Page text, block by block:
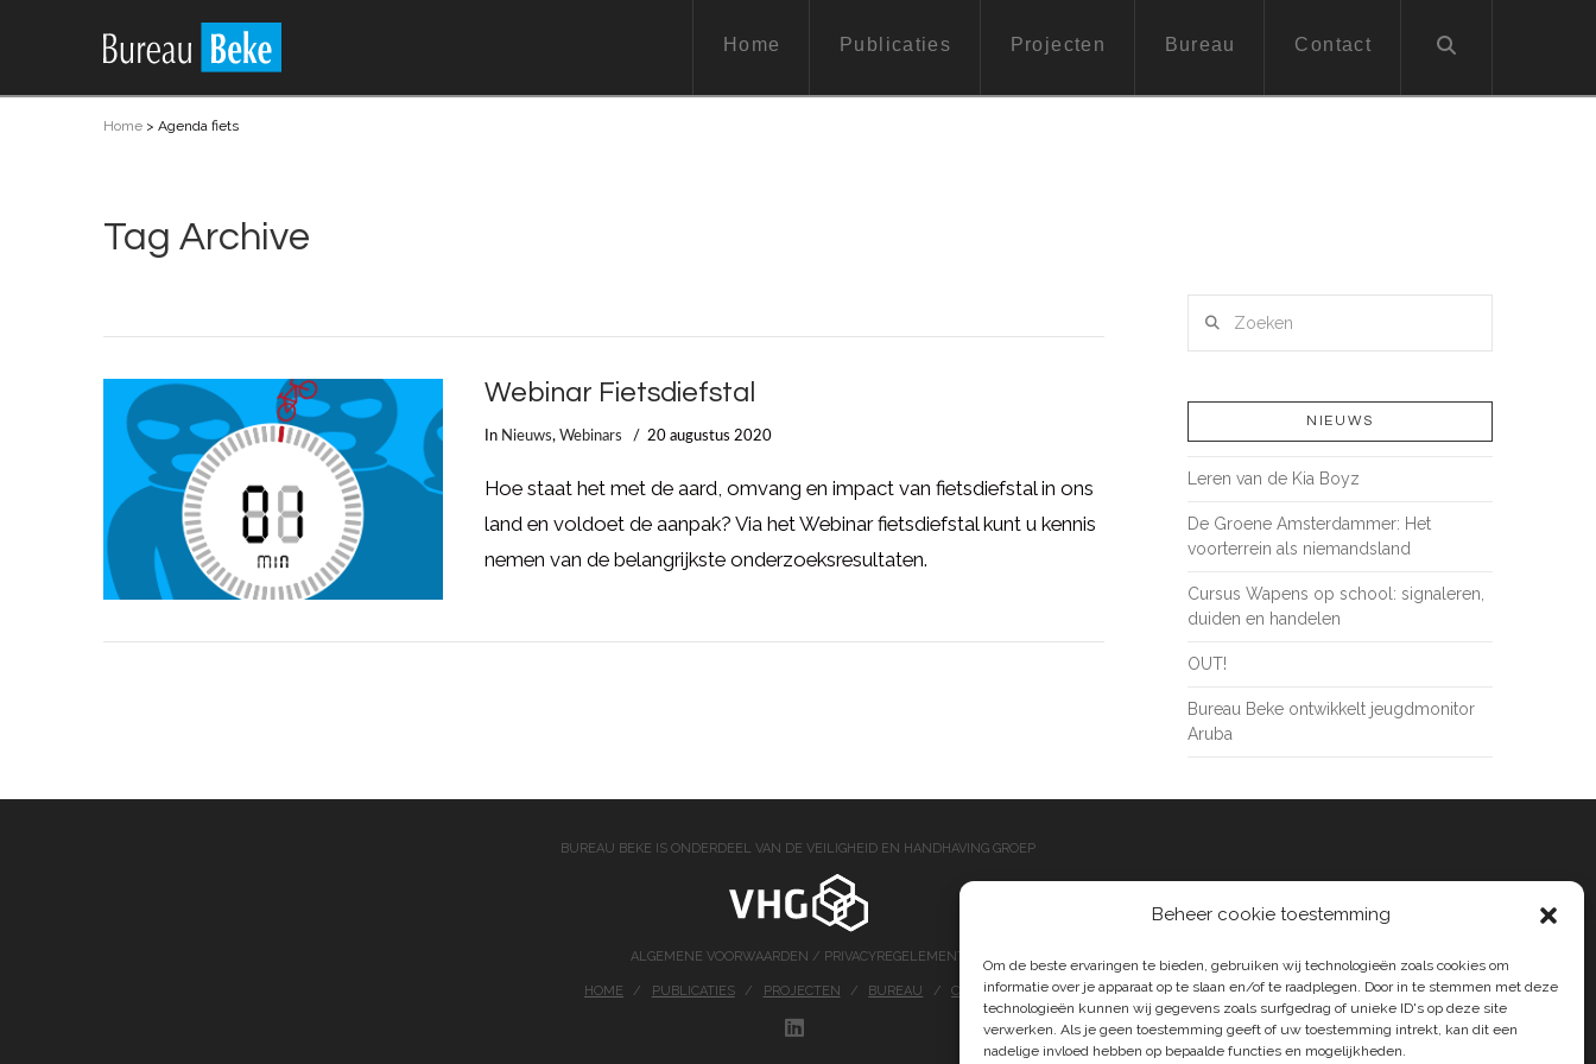
Beheer cookie toestemming
Om de beste ervaringen te bieden, gebruiken wij technologieën zoals cookies om
informatie over je apparaat op te slaan en/of te raadplegen. Door in te stemmen met deze
technologieën kunnen wij gegevens zoals surfgedrag of unieke ID's op deze site
verwerken. Als je geen toestemming geeft of uw toestemming intrekt, kan dit een
nadelige invloed hebben op bepaalde functies en mogelijkheden.
Home Publicaties Projecten Bureau Contact
Home > Agenda fiets
Tag Archive
Webinar Fietsdiefstal
In Nieuws, Webinars 20 augustus 2020
Hoe staat het met de aard, omvang en impact van fietsdiefstal in ons
land en voldoet de aanpak? Via het Webinar fietsdiefstal kunt u kennis
nemen van de belangrijkste onderzoeksresultaten.
NIEUWS
Leren van de Kia Boyz
De Groene Amsterdammer: Het
voorterrein als niemandsland
Cursus Wapens op school: signaleren,
duiden en handelen
OUT!
Bureau Beke ontwikkelt jeugdmonitor
Aruba
BUREAU BEKE IS ONDERDEEL VAN DE VEILIGHEID EN HANDHAVING GROEP
ALGEMENE VOORWAARDEN / PRIVACYREGELEMENT
HOME PUBLICATIES PROJECTEN BUREAU CONTACT